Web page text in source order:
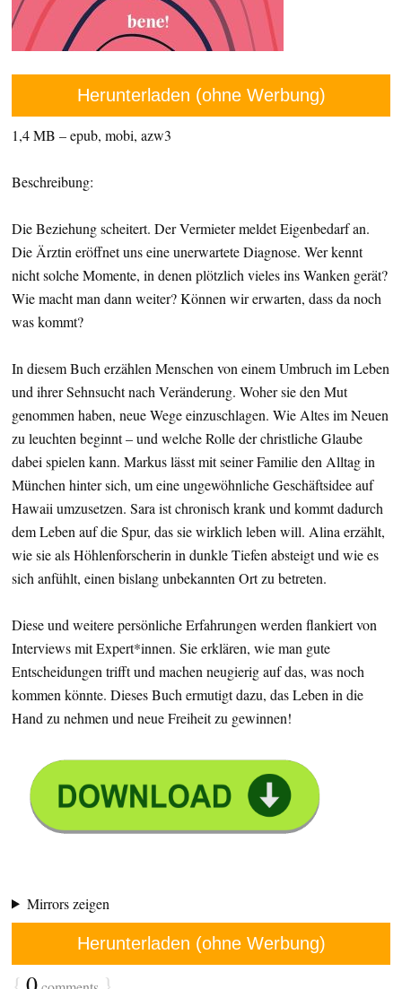
Herunterladen (ohne Werbung)
1,4 MB – epub, mobi, azw3
Beschreibung:
Die Beziehung scheitert. Der Vermieter meldet Eigenbedarf an.
Die Ärztin eröffnet uns eine unerwartete Diagnose. Wer kennt
nicht solche Momente, in denen plötzlich vieles ins Wanken gerät?
Wie macht man dann weiter? Können wir erwarten, dass da noch
was kommt?
In diesem Buch erzählen Menschen von einem Umbruch im Leben
und ihrer Sehnsucht nach Veränderung. Woher sie den Mut
genommen haben, neue Wege einzuschlagen. Wie Altes im Neuen
zu leuchten beginnt – und welche Rolle der christliche Glaube
dabei spielen kann. Markus lässt mit seiner Familie den Alltag in
München hinter sich, um eine ungewöhnliche Geschäftsidee auf
Hawaii umzusetzen. Sara ist chronisch krank und kommt dadurch
dem Leben auf die Spur, das sie wirklich leben will. Alina erzählt,
wie sie als Höhlenforscherin in dunkle Tiefen absteigt und wie es
sich anfühlt, einen bislang unbekannten Ort zu betreten.
Diese und weitere persönliche Erfahrungen werden flankiert von
Interviews mit Expert*innen. Sie erklären, wie man gute
Entscheidungen trifft und machen neugierig auf das, was noch
kommen könnte. Dieses Buch ermutigt dazu, das Leben in die
Hand zu nehmen und neue Freiheit zu gewinnen!
Mirrors zeigen
Herunterladen (ohne Werbung)